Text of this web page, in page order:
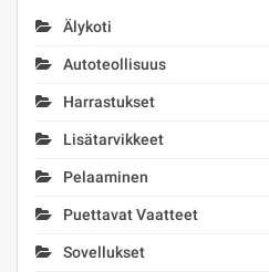
Älykoti
Autoteollisuus
Harrastukset
Lisätarvikkeet
Pelaaminen
Puettavat Vaatteet
Sovellukset